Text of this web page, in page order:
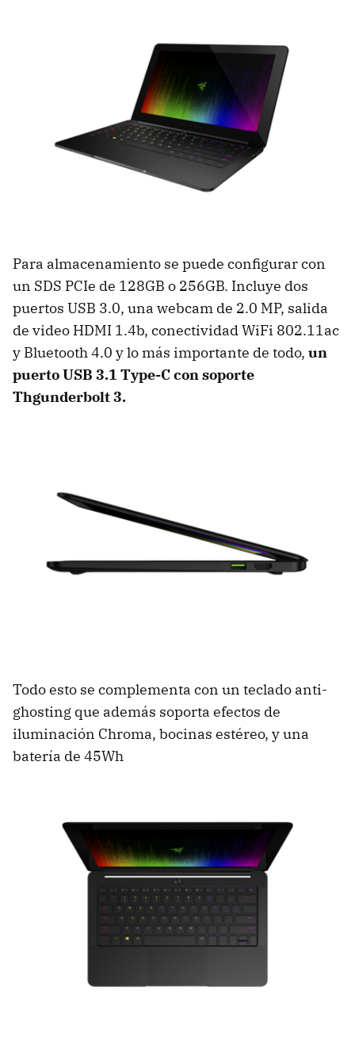
Para almacenamiento se puede configurar con
un SDS PCIe de 128GB o 256GB. Incluye dos
puertos USB 3.0, una webcam de 2.0 MP, salida
de video HDMI 1.4b, conectividad WiFi 802.11ac
y Bluetooth 4.0 y lo más importante de todo, un
puerto USB 3.1 Type-C con soporte
Thgunderbolt 3.
Todo esto se complementa con un teclado anti-
ghosting que además soporta efectos de
iluminación Chroma, bocinas estéreo, y una
batería de 45Wh